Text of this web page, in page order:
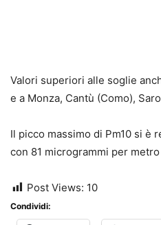
Valori superiori alle soglie
e a Monza, Cantù (Como),
Il picco massimo di Pm10 si è
con 81 microgrammi per metro
Post Views: 10
Condividi: